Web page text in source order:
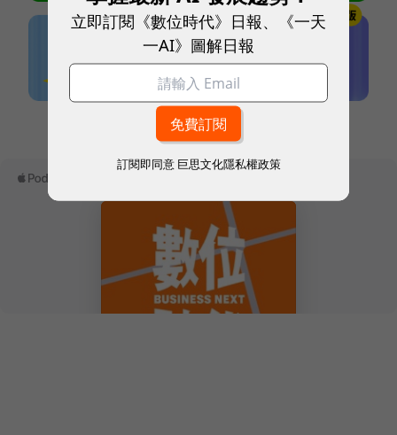
本網站內容未經允許，不得轉載。
立即訂閱《數位時代》日報、《一天
一AI》圖解日報
訂閱即同意 巨思文化隱私權政策